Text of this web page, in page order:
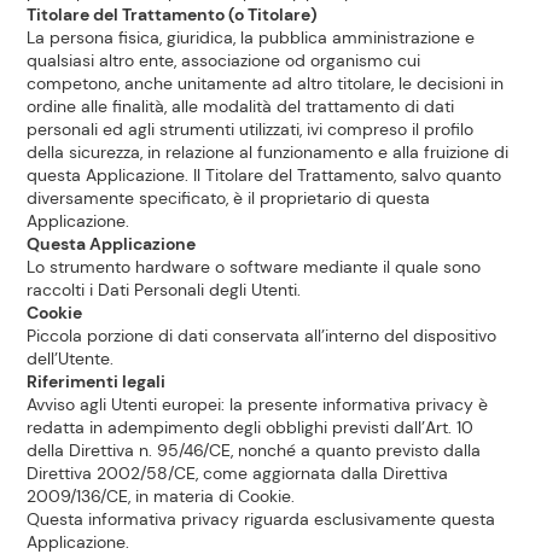
Titolare del Trattamento (o Titolare)
La persona fisica, giuridica, la pubblica amministrazione e
qualsiasi altro ente, associazione od organismo cui
competono, anche unitamente ad altro titolare, le decisioni in
ordine alle finalità, alle modalità del trattamento di dati
personali ed agli strumenti utilizzati, ivi compreso il profilo
della sicurezza, in relazione al funzionamento e alla fruizione di
questa Applicazione. Il Titolare del Trattamento, salvo quanto
diversamente specificato, è il proprietario di questa
Applicazione.
Questa Applicazione
Lo strumento hardware o software mediante il quale sono
raccolti i Dati Personali degli Utenti.
Cookie
Piccola porzione di dati conservata all’interno del dispositivo
dell’Utente.
Riferimenti legali
Avviso agli Utenti europei: la presente informativa privacy è
redatta in adempimento degli obblighi previsti dall’Art. 10
della Direttiva n. 95/46/CE, nonché a quanto previsto dalla
Direttiva 2002/58/CE, come aggiornata dalla Direttiva
2009/136/CE, in materia di Cookie.
Questa informativa privacy riguarda esclusivamente questa
Applicazione.